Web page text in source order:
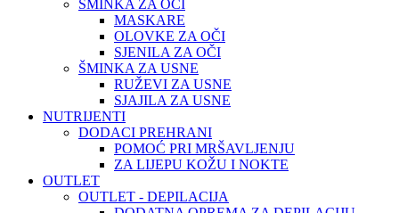
ŠMINKA ZA OČI
MASKARE
OLOVKE ZA OČI
SJENILA ZA OČI
ŠMINKA ZA USNE
RUŽEVI ZA USNE
SJAJILA ZA USNE
NUTRIJENTI
DODACI PREHRANI
POMOĆ PRI MRŠAVLJENJU
ZA LIJEPU KOŽU I NOKTE
OUTLET
OUTLET - DEPILACIJA